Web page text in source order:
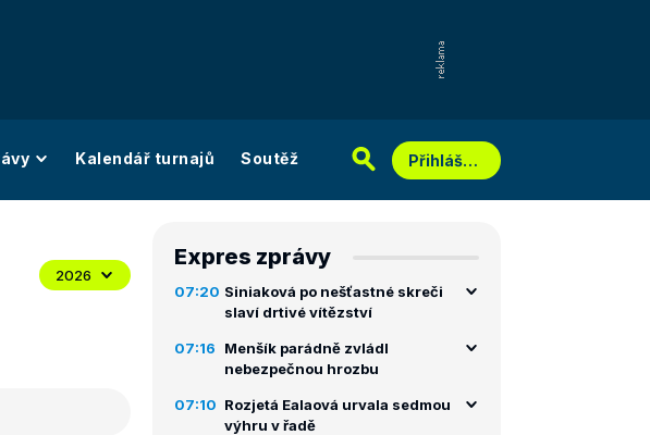
Kalendář turnajů Soutěž Přihlášení
2026
Expres zprávy
07:20 Siniaková po nešťastné skreči
slaví drtivé vítězství
07:16
Menšík parádně zvládl
nebezpečnou hrozbu
07:10 Rozjetá Ealaová urvala sedmou
výhru v řadě